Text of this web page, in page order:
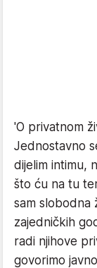
'O privatnom
Jednostavno
dijelim intimu,
što ću na tu
sam slobodna
zajedničkih
radi njihove
govorimo